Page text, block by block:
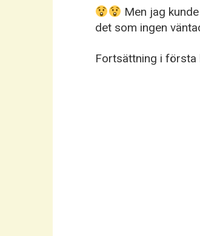
Men jag
det som ingen
Fortsättning i första